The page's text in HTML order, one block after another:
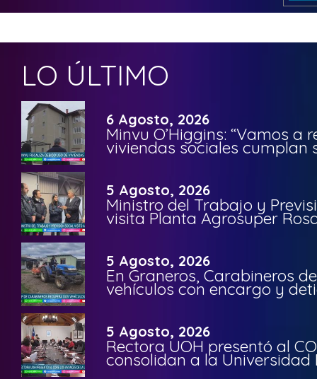
LO ÚLTIMO
6 Agosto, 2026
Minvu O’Higgins: “Vamos a
viviendas sociales cumplan
5 Agosto, 2026
Ministro del Trabajo y
visita Planta Agrosuper
5 Agosto, 2026
En Graneros, Carabineros
vehículos con encargo y
5 Agosto, 2026
Rectora UOH presentó al
consolidan a la Universidad